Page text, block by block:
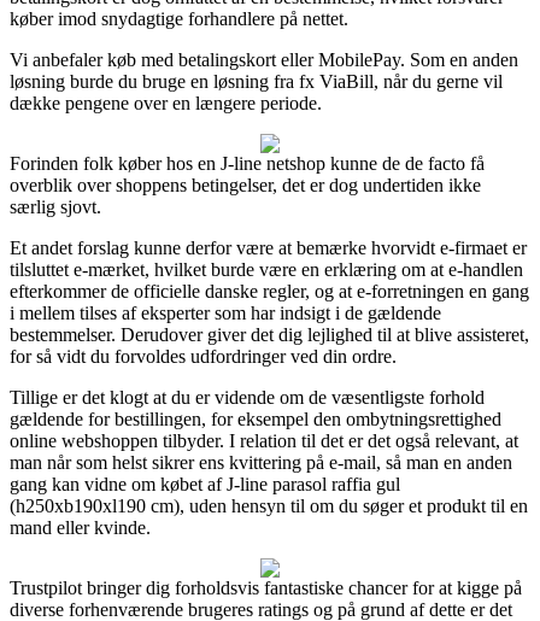
køber imod snydagtige forhandlere på nettet.
Vi anbefaler køb med betalingskort eller MobilePay. Som en anden
løsning burde du bruge en løsning fra fx ViaBill, når du gerne vil
dække pengene over en længere periode.
Forinden folk køber hos en J-line netshop kunne de de facto få
overblik over shoppens betingelser, det er dog undertiden ikke
særlig sjovt.
Et andet forslag kunne derfor være at bemærke hvorvidt e-firmaet er
tilsluttet e-mærket, hvilket burde være en erklæring om at e-handlen
efterkommer de officielle danske regler, og at e-forretningen en gang
i mellem tilses af eksperter som har indsigt i de gældende
bestemmelser. Derudover giver det dig lejlighed til at blive assisteret,
for så vidt du forvoldes udfordringer ved din ordre.
Tillige er det klogt at du er vidende om de væsentligste forhold
gældende for bestillingen, for eksempel den ombytningsrettighed
online webshoppen tilbyder. I relation til det er det også relevant, at
man når som helst sikrer ens kvittering på e-mail, så man en anden
gang kan vidne om købet af J-line parasol raffia gul
(h250xb190xl190 cm), uden hensyn til om du søger et produkt til en
mand eller kvinde.
Trustpilot bringer dig forholdsvis fantastiske chancer for at kigge på
diverse forhenværende brugeres ratings og på grund af dette er det